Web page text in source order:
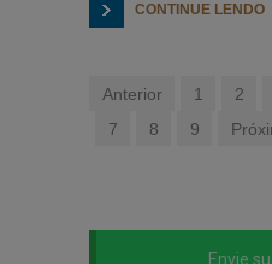
CONTINUE LENDO
Anterior 1 2
7
8 9
Envie